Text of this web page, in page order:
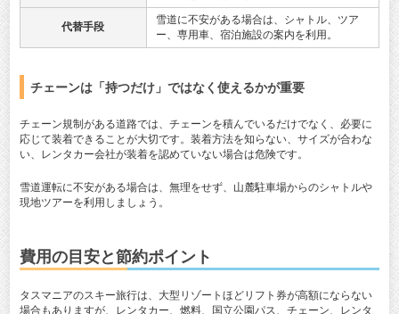
代替手段
雪道に不安がある場合は、シャトル、ツア
ー、専用車、宿泊施設の案内を利用。
チェーンは「持つだけ」ではなく使えるかが重要
チェーン規制がある道路では、チェーンを積んでいるだけでなく、必要に
応じて装着できることが大切です。装着方法を知らない、サイズが合わな
い、レンタカー会社が装着を認めていない場合は危険です。
雪道運転に不安がある場合は、無理をせず、山麓駐車場からのシャトルや
現地ツアーを利用しましょう。
費用の目安と節約ポイント
タスマニアのスキー旅行は、大型リゾートほどリフト券が高額にならない
場合もありますが、レンタカー、燃料、国立公園パス、チェーン、レンタ